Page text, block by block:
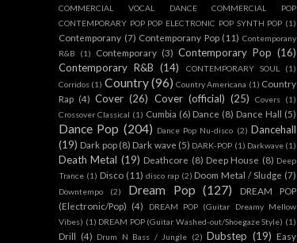
COMMERCIAL VOCAL DANCE COMMERCIAL POP
CONTEMPORARY POP POP ELECTRONIC POP SYNTH POP (1)
Contemporany (7) Contemporany Pop (11) Contemporany
R&B
(1) Contemporary (3) Contemporary Pop (16)
Contemporary R&B (14) CONTEMPORARY SOUL
(1)
Corridos (1) Country(96) Country Americana (1) Country
Rap (4) Cover (26) Cover (official) (25) Covers (1)
Crossover Classical (1) Cumbia (6) Dance (8) Dance Hall (5)
Dance Pop (204) Dance Pop Nu-disco (2) Dancehall
(19) Dark pop (8) Dark wave (5) DARK-POP (1) Darkwave (1)
Death Metal (19) Deathcore (8) Deep House (8) Deep
Trance (1) Disco (11) disco rap (2) Doom Metal / Sludge (7)
Downtempo (2) Dream Pop (127)
DREAM POP
(Electronic/Pop) (4)
DREAM POP (Guitar Dreamy Mellow
Vibes) (1) DREAM POP (Guitar Washed-out/Shoegaze Style) (1)
Drill (4) Drum N Bass / Jungle (2) Dubstep (19) Easy